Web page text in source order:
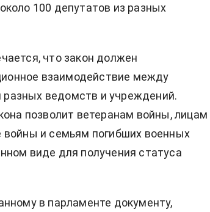
100 депутатов из разных
что закон должен
взаимодействие между
ведомств и учреждений.
позволит ветеранам войны, лицам
войны и семьям погибших военных
виде для получения статуса
в парламенте документу,